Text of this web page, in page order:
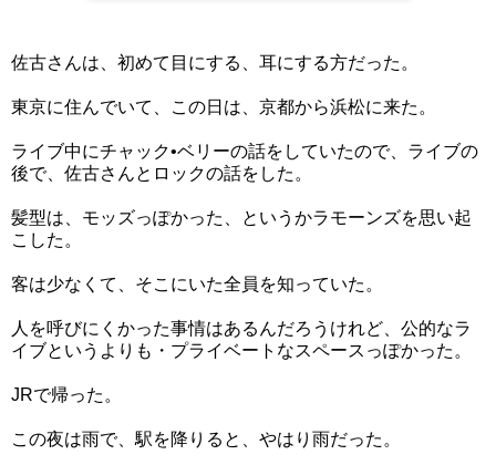
佐古さんは、初めて目にする、耳にする方だった。
東京に住んでいて、この日は、京都から浜松に来た。
ライブ中にチャック•ベリーの話をしていたので、ライブの
後で、佐古さんとロックの話をした。
髪型は、モッズっぽかった、というかラモーンズを思い起
こした。
客は少なくて、そこにいた全員を知っていた。
人を呼びにくかった事情はあるんだろうけれど、公的なラ
イブというよりも・プライベートなスペースっぽかった。
JRで帰った。
この夜は雨で、駅を降りると、やはり雨だった。